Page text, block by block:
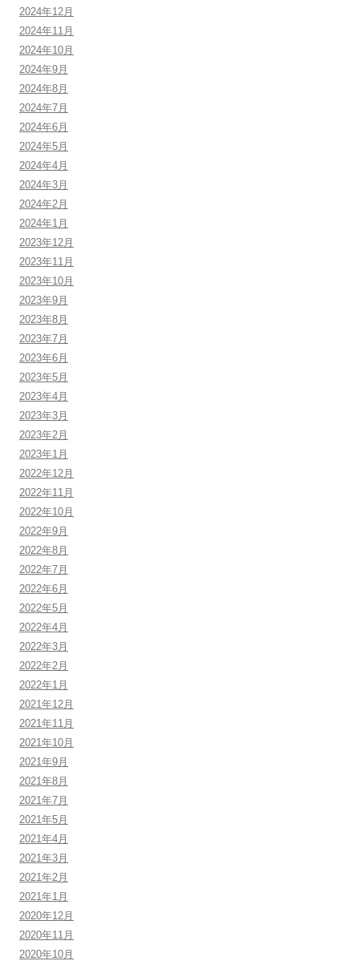
2024年12月
2024年11月
2024年10月
2024年9月
2024年8月
2024年7月
2024年6月
2024年5月
2024年4月
2024年3月
2024年2月
2024年1月
2023年12月
2023年11月
2023年10月
2023年9月
2023年8月
2023年7月
2023年6月
2023年5月
2023年4月
2023年3月
2023年2月
2023年1月
2022年12月
2022年11月
2022年10月
2022年9月
2022年8月
2022年7月
2022年6月
2022年5月
2022年4月
2022年3月
2022年2月
2022年1月
2021年12月
2021年11月
2021年10月
2021年9月
2021年8月
2021年7月
2021年5月
2021年4月
2021年3月
2021年2月
2021年1月
2020年12月
2020年11月
2020年10月